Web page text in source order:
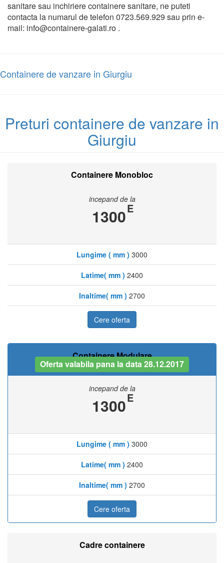
sanitare sau inchiriere containere sanitare, ne puteti
contacta la numarul de telefon 0723.569.929 sau prin e-
mail: info@containere-galati.ro .
Containere de vanzare in Giurgiu
Preturi containere de vanzare in
Giurgiu
Containere Monobloc
incepand de la
1300E
Lungime ( mm ) 3000
Latime( mm ) 2400
Inaltime( mm ) 2700
Cere oferta
Containere Modulare
Oferta valabila pana la data 28.12.2017
incepand de la
1300E
Lungime ( mm ) 3000
Latime( mm ) 2400
Inaltime( mm ) 2700
Cere oferta
Cadre containere